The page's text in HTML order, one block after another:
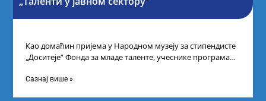
Као домаћин пријема у Народном музеју за стипендисте
„Доситеје“ Фонда за младе таленте, учеснике програма
Сазнај више »